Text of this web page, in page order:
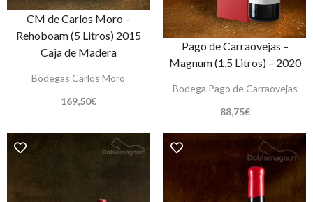
CM de Carlos Moro –
Rehoboam (5 Litros) 2015
Caja de Madera
Bodegas Carlos Moro
169,50€
Pago de Carraovejas –
Magnum (1,5 Litros) – 2020
Bodega Pago de Carraovejas
88,75€